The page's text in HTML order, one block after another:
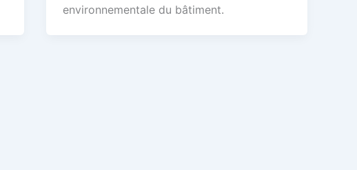
environnementale du bâtiment.